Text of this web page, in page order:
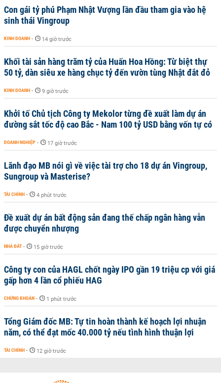
Con gái tỷ phú Phạm Nhật Vượng lần đầu tham gia vào hệ
sinh thái Vingroup
KINH DOANH - 14 giờ trước
Khối tài sản hàng trăm tỷ của Huấn Hoa Hồng: Từ biệt thự
50 tỷ, dàn siêu xe hàng chục tỷ đến vườn tùng Nhật đắt đỏ
KINH DOANH - 9 giờ trước
Khởi tố Chủ tịch Công ty Mekolor từng đề xuất làm dự án
đường sắt tốc độ cao Bắc - Nam 100 tỷ USD bằng vốn tự có
DOANH NGHIỆP - 17 giờ trước
Lãnh đạo MB nói gì về việc tài trợ cho 18 dự án Vingroup,
Sungroup và Masterise?
TÀI CHÍNH - 4 phút trước
Đề xuất dự án bất động sản đang thế chấp ngân hàng vẫn
được chuyển nhượng
NHÀ ĐẤT - 15 giờ trước
Công ty con của HAGL chốt ngày IPO gần 19 triệu cp với giá
gấp hơn 4 lần cổ phiếu HAG
CHỨNG KHOÁN - 1 phút trước
Tổng Giám đốc MB: Tự tin hoàn thành kế hoạch lợi nhuận
năm, có thể đạt mốc 40.000 tỷ nếu tình hình thuận lợi
TÀI CHÍNH - 12 giờ trước